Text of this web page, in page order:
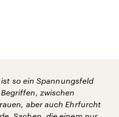
so ein Spannungsfeld
zwischen
aber auch Ehrfurcht